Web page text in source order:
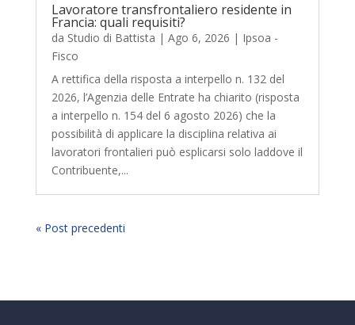
Lavoratore transfrontaliero residente in
Francia: quali requisiti?
da Studio di Battista | Ago 6, 2026 | Ipsoa -
Fisco
A rettifica della risposta a interpello n. 132 del
2026, l’Agenzia delle Entrate ha chiarito (risposta
a interpello n. 154 del 6 agosto 2026) che la
possibilità di applicare la disciplina relativa ai
lavoratori frontalieri può esplicarsi solo laddove il
Contribuente,...
« Post precedenti